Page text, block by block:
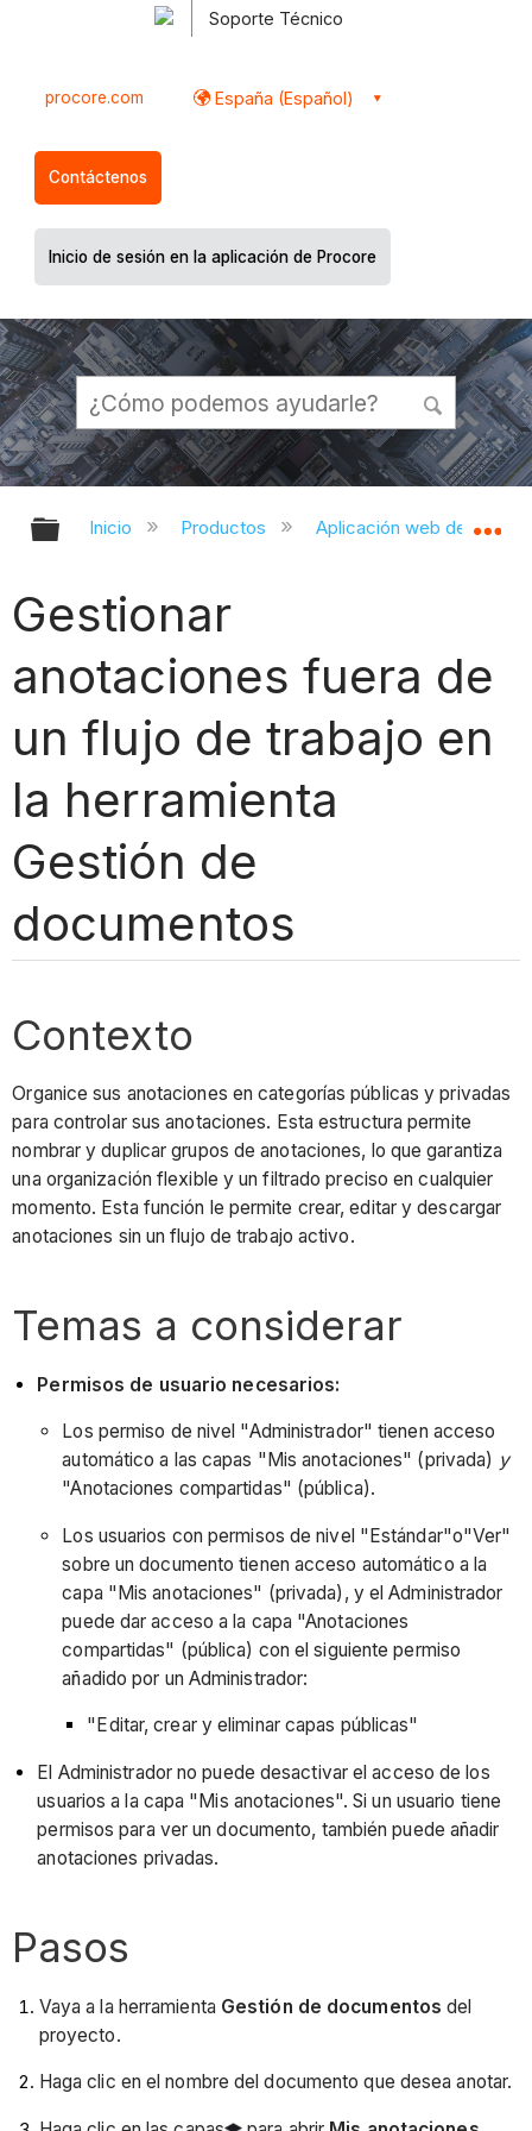
Soporte Técnico
procore.com España (Español)
Contáctenos
Inicio de sesión en la aplicación de Procore
Expandir/contraer jerarquía global
Inicio Productos Aplicación web de
Gestionar
anotaciones fuera de
un flujo de trabajo en
la herramienta
Gestión de
documentos
Contexto
Organice sus anotaciones en categorías públicas y privadas
para controlar sus anotaciones. Esta estructura permite
nombrar y duplicar grupos de anotaciones, lo que garantiza
una organización flexible y un filtrado preciso en cualquier
momento. Esta función le permite crear, editar y descargar
anotaciones sin un flujo de trabajo activo.
Temas a considerar
Permisos de usuario necesarios:
Los permiso de nivel "Administrador" tienen acceso
automático a las capas "Mis anotaciones" (privada) y
"Anotaciones compartidas" (pública).
Los usuarios con permisos de nivel "Estándar"o"Ver"
sobre un documento tienen acceso automático a la
capa "Mis anotaciones" (privada), y el Administrador
puede dar acceso a la capa "Anotaciones
compartidas" (pública) con el siguiente permiso
añadido por un Administrador:
"Editar, crear y eliminar capas públicas"
El Administrador no puede desactivar el acceso de los
usuarios a la capa "Mis anotaciones". Si un usuario tiene
permisos para ver un documento, también puede añadir
anotaciones privadas.
Pasos
Vaya a la herramienta Gestión de documentos del
proyecto.
Haga clic en el nombre del documento que desea anotar.